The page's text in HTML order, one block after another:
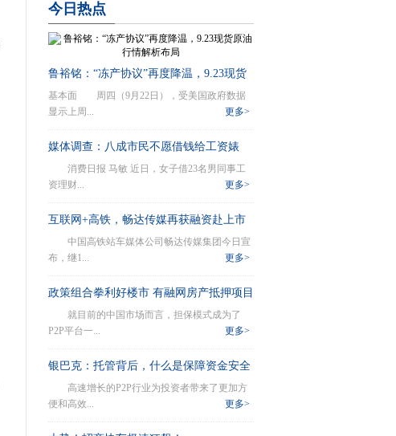
今日 热点
鲁裕铭：“冻产协议”再度降温，9.23现货
原油行情解析布局
基本面 周四（9月22日），受美国政府数据
显示上周...
更多>
媒体调查：八成市民不愿借钱给工资婊
消费日报 马敏 近日，女子借23名男同事工
资理财...
更多>
互联网+高铁，畅达传媒再获融资赴上市
中国高铁站车媒体公司畅达传媒集团今日宣
布，继1...
更多>
政策组合拳利好楼市 有融网房产抵押项目
迎热潮
就目前的中国市场而言，担保模式成为了
P2P平台一...
更多>
银巴克：托管背后，什么是保障资金安全
的核心？
高速增长的P2P行业为投资者带来了更加方
便和高效...
更多>